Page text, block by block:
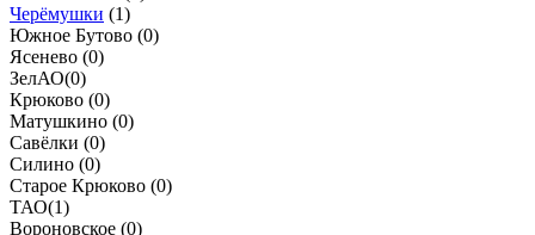
Черёмушки (1)
Южное Бутово (0)
Ясенево (0)
ЗелАО(0)
Крюково (0)
Матушкино (0)
Савёлки (0)
Силино (0)
Старое Крюково (0)
ТАО(1)
Вороновское (0)